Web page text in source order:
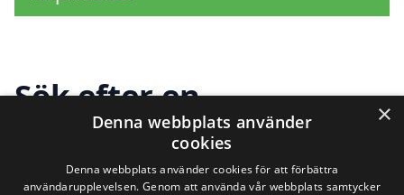
Sök efter en
professionell för
takbyte i andra städer
×
Denna webbplats använder
cookies
Denna webbplats använder cookies för att förbättra
användarupplevelsen. Genom att använda vår webbplats samtycker